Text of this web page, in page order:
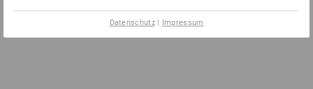
Datenschutz| Impressum